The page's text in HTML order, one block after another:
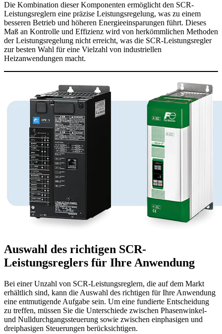
Die Kombination dieser Komponenten ermöglicht den SCR-
Leistungsreglern eine präzise Leistungsregelung, was zu einem
besseren Betrieb und höheren Energieeinsparungen führt. Dieses
Maß an Kontrolle und Effizienz wird von herkömmlichen Methoden
der Leistungsregelung nicht erreicht, was die SCR-Leistungsregler
zur besten Wahl für eine Vielzahl von industriellen
Heizanwendungen macht.
Auswahl des richtigen SCR-
Leistungsreglers für Ihre Anwendung
Bei einer Unzahl von SCR-Leistungsreglern, die auf dem Markt
erhältlich sind, kann die Auswahl des richtigen für Ihre Anwendung
eine entmutigende Aufgabe sein. Um eine fundierte Entscheidung
zu treffen, müssen Sie die Unterschiede zwischen Phasenwinkel-
und Nulldurchgangssteuerung sowie zwischen einphasigen und
dreiphasigen Steuerungen berücksichtigen.